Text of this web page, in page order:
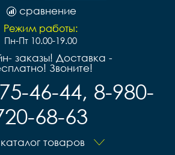
сравнение
Режим работы:
Пн-Пт 10.00-19.00
заказы! Доставка -
Звоните!
46-44, 8-980-
68-63
каталог товаров